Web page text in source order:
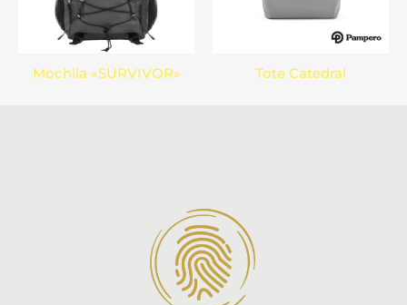
Mochila «SURVIVOR» Tote Catedral